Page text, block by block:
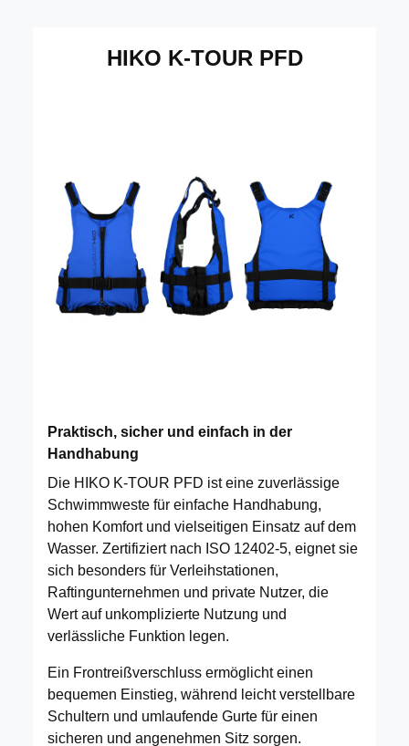
HIKO K-TOUR PFD
Praktisch, sicher und einfach in der
Handhabung
Die HIKO K-TOUR PFD ist eine zuverlässige
Schwimmweste für einfache Handhabung,
hohen Komfort und vielseitigen Einsatz auf dem
Wasser. Zertifiziert nach ISO 12402-5, eignet sie
sich besonders für Verleihstationen,
Raftingunternehmen und private Nutzer, die
Wert auf unkomplizierte Nutzung und
verlässliche Funktion legen.
Ein Frontreißverschluss ermöglicht einen
bequemen Einstieg, während leicht verstellbare
Schultern und umlaufende Gurte für einen
sicheren und angenehmen Sitz sorgen.